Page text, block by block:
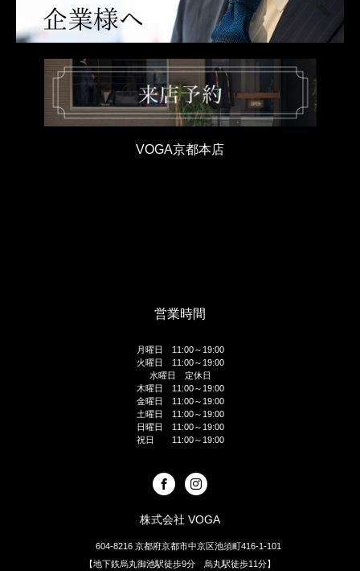
VOGA京都本店
営業時間
月曜日 11:00～19:00
火曜日 11:00～19:00
水曜日 定休日
木曜日 11:00～19:00
金曜日 11:00～19:00
土曜日 11:00～19:00
日曜日 11:00～19:00
祝日 11:00～19:00
株式会社 VOGA
604-8216 京都府京都市中京区池須町416-1-101
【地下鉄烏丸御池駅徒歩9分 烏丸駅徒歩11分】